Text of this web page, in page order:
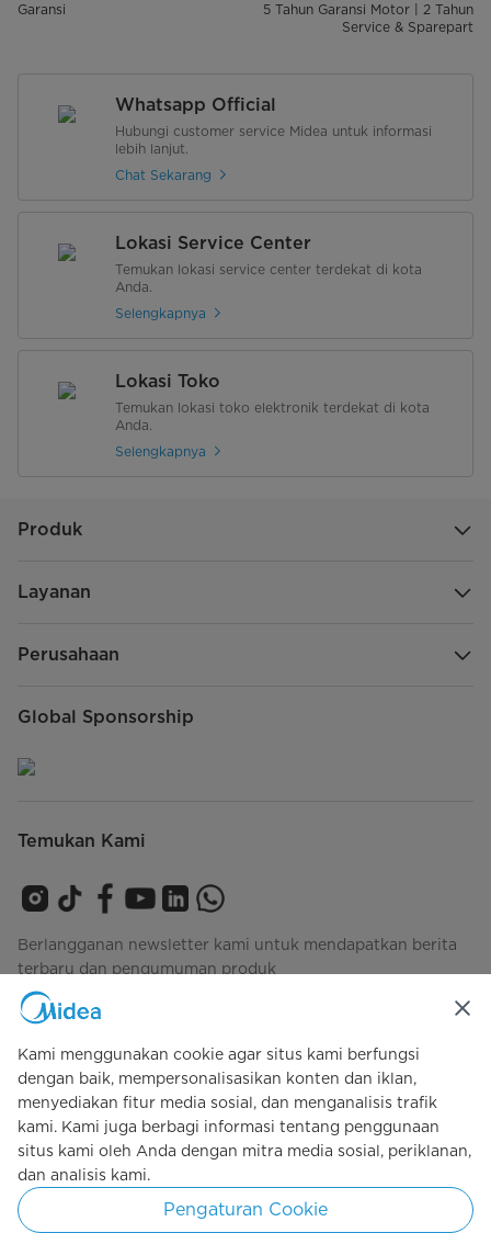
Garansi
5 Tahun Garansi Motor | 2 Tahun
Service & Sparepart
Whatsapp Official
Hubungi customer service Midea untuk informasi
lebih lanjut.
Chat Sekarang
Lokasi Service Center
Temukan lokasi service center terdekat di kota
Anda.
Selengkapnya
Lokasi Toko
Temukan lokasi toko elektronik terdekat di kota
Anda.
Selengkapnya
Produk
Layanan
Perusahaan
Global Sponsorship
Temukan Kami
Berlangganan newsletter kami untuk mendapatkan berita
terbaru dan pengumuman produk
Lihat bagaimana kami mengelola data Andaprivacy-
policy
Kami menggunakan cookie agar situs kami berfungsi
dengan baik, mempersonalisasikan konten dan iklan,
menyediakan fitur media sosial, dan menganalisis trafik
kami. Kami juga berbagi informasi tentang penggunaan
situs kami oleh Anda dengan mitra media sosial, periklanan,
dan analisis kami.
Pengaturan Cookie